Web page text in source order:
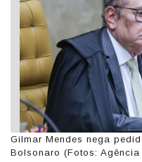
Gilmar Mendes nega
Bolsonaro (Fotos: